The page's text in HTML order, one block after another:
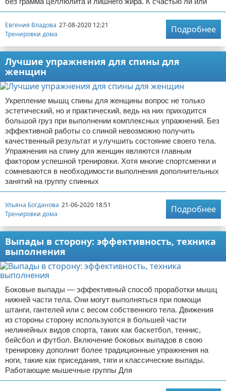
Евгения Владова 27-08-2020 12:21
Тренировки дома
Подробнее
Лучшие упражнения для спины для
женщин
Укрепление мышц спины для женщины вопрос не только
эстетический, но и практический, ведь на них приходится
большой груз при выполнении комплексных упражнений. Без
эффективной работы со спиной невозможно получить
качественный результат и улучшить состояние своего тела.
Упражнения на спину для женщин являются главным
фактором успешной тренировки. Хотя многие спортсменки и
сомневаются в необходимости выполнения дополнительных
занятий на группу спинных
Ульяна Богданова 21-06-2020 18:51
Тренировки дома
Подробнее
Выпады в сторону: эффективность, техника
выполнения
Боковые выпады — эффективный способ проработки мышц
нижней части тела. Они могут выполняться при помощи
штанги, гантелей или с весом собственного тела. Движения
из стороны сторону используются в большей части
нелинейных видов спорта, таких как баскетбол, теннис,
бейсбол и футбол. Включение боковых выпадов в свою
тренировку дополнит более традиционные упражнения на
ноги, такие как приседания, тяги и классические выпады.
Работающие мышечные группы Для